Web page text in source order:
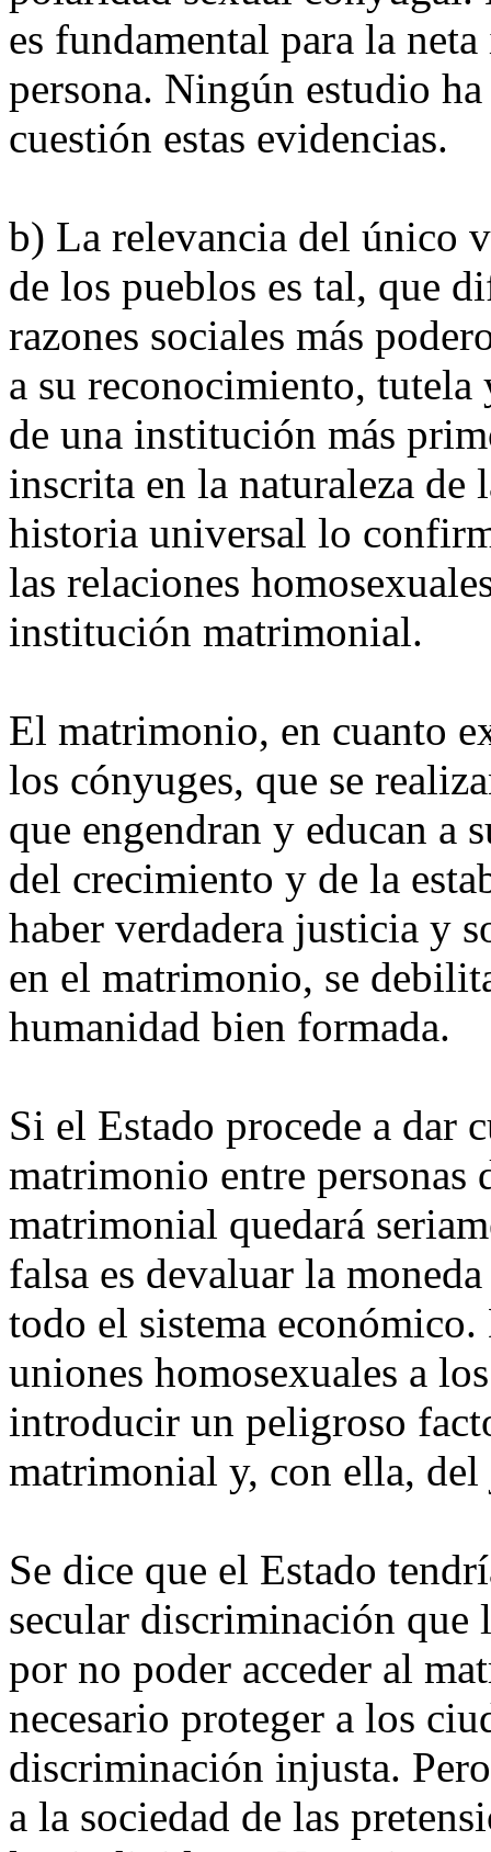
es fundamental para la
persona. Ningún estudio
cuestión estas evidencias.
b) La relevancia del único
de los pueblos es tal, que
razones sociales más
a su reconocimiento,
de una institución más
inscrita en la naturaleza de
historia universal lo
las relaciones
institución matrimonial.
El matrimonio, en cuanto
los cónyuges, que se
que engendran y educan a
del crecimiento y de la
haber verdadera justicia y
en el matrimonio, se
humanidad bien formada.
Si el Estado procede a dar
matrimonio entre
matrimonial quedará
falsa es devaluar la
todo el sistema
uniones homosexuales a
introducir un peligroso
matrimonial y, con ella,
Se dice que el Estado
secular discriminación que
por no poder acceder al
necesario proteger a los
discriminación injusta.
a la sociedad de las